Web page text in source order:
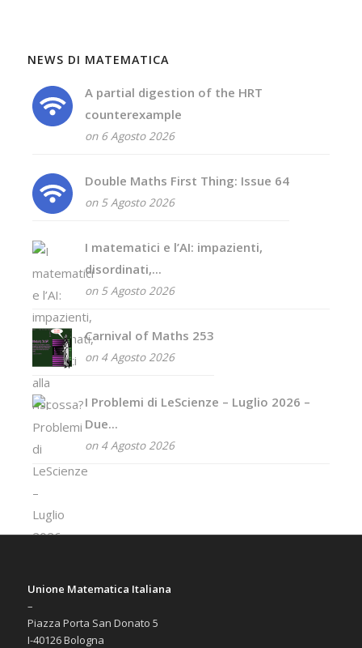
NEWS DI MATEMATICA
A partial digestion of the HRT
counterexample
on 6 Agosto 2026
Double Maths First Thing: Issue 64
on 5 Agosto 2026
I matematici e l’AI: impazienti,
disordinati,...
on 5 Agosto 2026
Carnival of Maths 253
on 4 Agosto 2026
I Problemi di LeScienze – Luglio 2026 –
Due...
on 4 Agosto 2026
Unione Matematica Italiana
–
Piazza Porta San Donato 5
I-40126 Bologna